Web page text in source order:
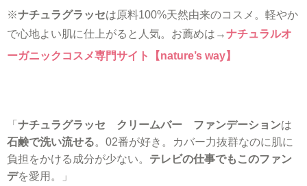
※ナチュラグラッセは原料100%天然由来のコスメ。軽やか
で心地よい肌に仕上がると人気。お薦めは→ナチュラルオ
ーガニックコスメ専門サイト【nature’s way】
「 ナチュラグラッセ クリームバー ファンデーションは
石鹸で洗い流せる。02番が好き。カバー力抜群なのに肌に
負担をかける成分が少ない。 テレビの仕事でもこのファン
デを愛用。」